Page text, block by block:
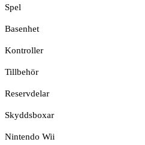
Spel
Basenhet
Kontroller
Tillbehör
Reservdelar
Skyddsboxar
Nintendo Wii